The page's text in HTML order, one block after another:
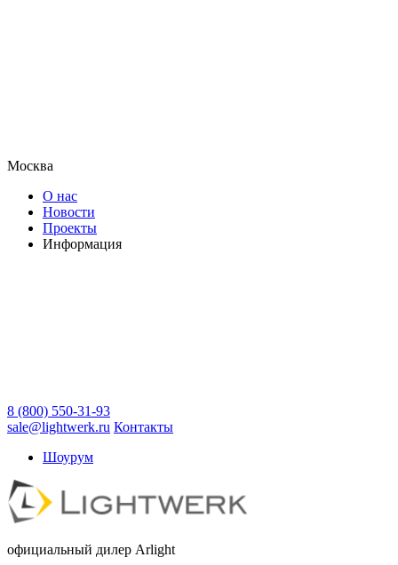
Москва
О нас
Новости
Проекты
Информация
8 (800) 550-31-93
sale@lightwerk.ru Контакты
Шоурум
официальный дилер Arlight